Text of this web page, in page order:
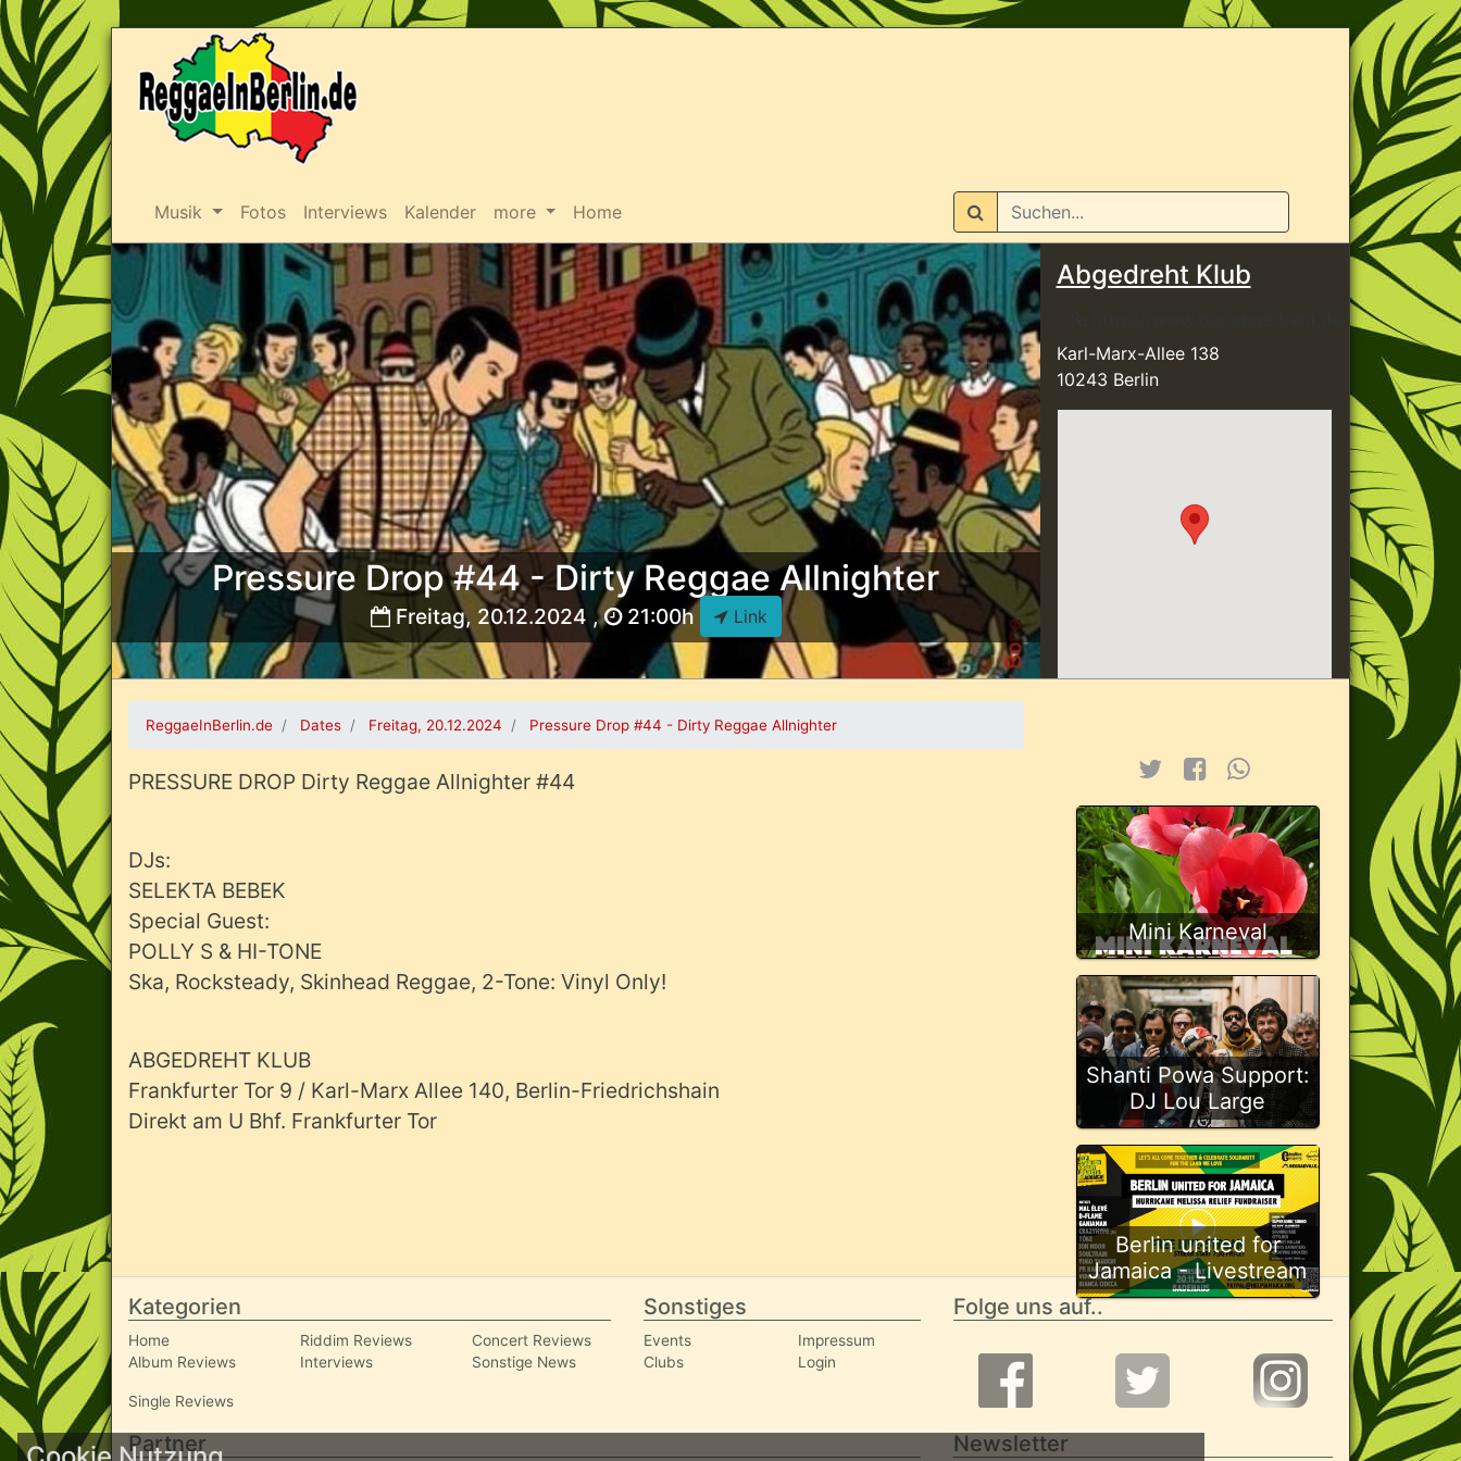
Musik Fotos Interviews Kalender more Home
Suchen
Pressure Drop #44 - Dirty Reggae Allnighter
Freitag, 20.12.2024 , 21:00h Link
Bild:
Abgedreht Klub
Karl-Marx-Allee 138
10243 Berlin
ReggaeInBerlin.de Dates Freitag, 20.12.2024 Pressure Drop #44 - Dirty Reggae Allnighter
PRESSURE DROP Dirty Reggae Allnighter #44
DJs:
SELEKTA BEBEK
Special Guest:
POLLY S & HI-TONE
Ska, Rocksteady, Skinhead Reggae, 2-Tone: Vinyl Only!
ABGEDREHT KLUB
Frankfurter Tor 9 / Karl-Marx Allee 140, Berlin-Friedrichshain
Direkt am U Bhf. Frankfurter Tor
Mini Karneval
Shanti Powa Support:
DJ Lou Large
Berlin united for
Jamaica - Livestream
Kategorien
Home
Album Reviews
Riddim Reviews
Interviews
Concert Reviews
Sonstige News
Single Reviews
Sonstiges
Events
Clubs
Impressum
Login
Folge uns auf..
Partner Newsletter